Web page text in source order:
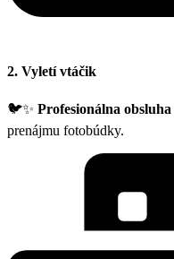
2. Vyletí vtáčik
🐦✨ Profesionálna obsluha
prenájmu fotobúdky.